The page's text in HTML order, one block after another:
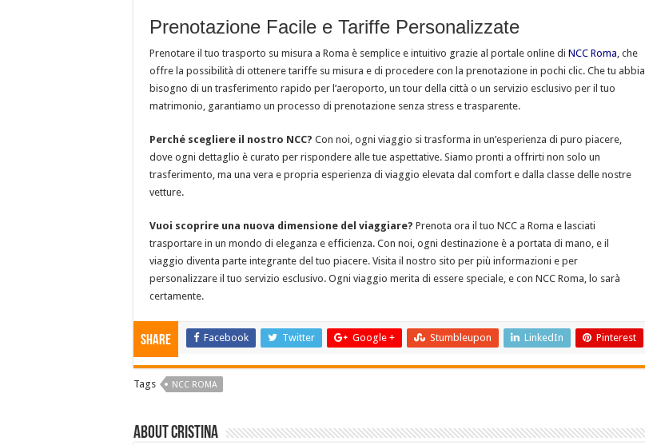
Prenotazione Facile e Tariffe Personalizzate
Prenotare il tuo trasporto su misura a Roma è semplice e intuitivo grazie al portale online di NCC Roma , che
offre la possibilità di ottenere tariffe su misura e di procedere con la prenotazione in pochi clic. Che tu abbia
bisogno di un trasferimento rapido per l’aeroporto, un tour della città o un servizio esclusivo per il tuo
matrimonio, garantiamo un processo di prenotazione senza stress e trasparente.
Perché scegliere il nostro NCC? Con noi, ogni viaggio si trasforma in un’esperienza di puro piacere,
dove ogni dettaglio è curato per rispondere alle tue aspettative. Siamo pronti a offrirti non solo un
trasferimento, ma una vera e propria esperienza di viaggio elevata dal comfort e dalla classe delle nostre
vetture.
Vuoi scoprire una nuova dimensione del viaggiare? Prenota ora il tuo NCC a Roma e lasciati
trasportare in un mondo di eleganza e efficienza. Con noi, ogni destinazione è a portata di mano, e il
viaggio diventa parte integrante del tuo piacere. Visita il nostro sito per più informazioni e per
personalizzare il tuo servizio esclusivo. Ogni viaggio merita di essere speciale, e con NCC Roma, lo sarà
certamente.
Share Facebook Twitter Google + Stumbleupon LinkedIn Pinterest
Tags NCC ROMA
About Cristina